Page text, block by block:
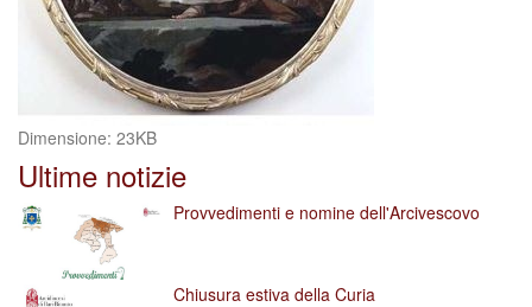
Clicca
per
vedere
l'immagine
alle
dimensioni
originali…
Dimensione: 23KB
Ultime notizie
Provvedimenti e nomine dell'Arcivescovo
Chiusura estiva della Curia